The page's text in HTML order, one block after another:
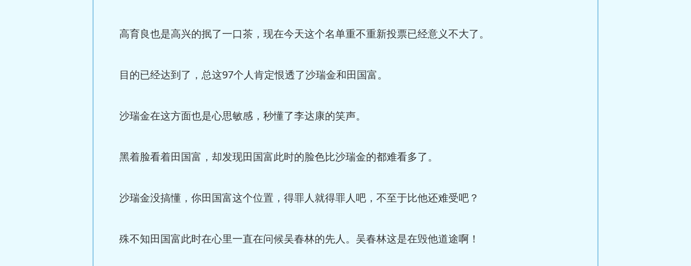
高育良也是高兴的抿了一口茶，现在今天这个名单重不重新投票已经意义不大了。
目的已经达到了，总这97个人肯定恨透了沙瑞金和田国富。
沙瑞金在这方面也是心思敏感，秒懂了李达康的笑声。
黑着脸看着田国富，却发现田国富此时的脸色比沙瑞金的都难看多了。
沙瑞金没搞懂，你田国富这个位置，得罪人就得罪人吧，不至于比他还难受吧？
殊不知田国富此时在心里一直在问候吴春林的先人。吴春林这是在毁他道途啊！